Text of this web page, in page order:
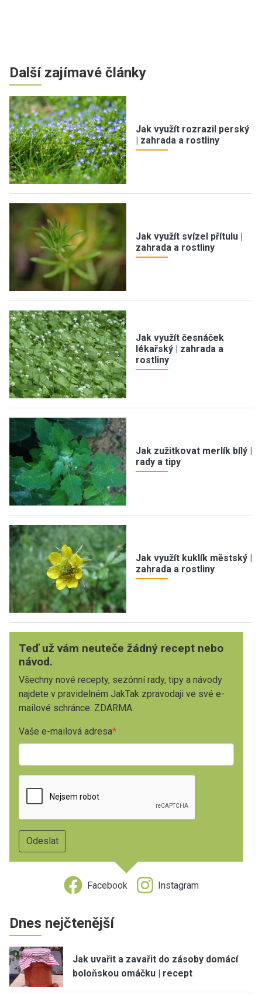
Další zajímavé články
Jak využít rozrazil perský
| zahrada a rostliny
Jak využít svízel přítulu |
zahrada a rostliny
Jak využít česnáček
lékařský | zahrada a
rostliny
Jak zužitkovat merlík bílý |
rady a tipy
Jak využít kuklík městský |
zahrada a rostliny
Teď už vám neuteče žádný recept nebo
návod.
Všechny nové recepty, sezónní rady, tipy a návody
najdete v pravidelném JakTak zpravodaji ve své e-
mailové schránce. ZDARMA.
Vaše e-mailová adresa
Facebook Instagram
Dnes nejčtenější
Jak uvařit a zavařit do zásoby domácí
boloňskou omáčku | recept